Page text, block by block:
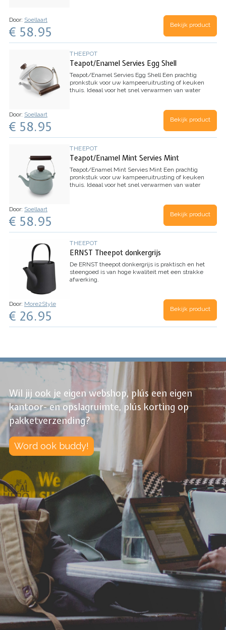
Door: Soellaart
€ 58.95 Bekijk product
THEEPOT
Teapot/Enamel Servies Egg Shell
Teapot/Enamel Servies Egg Shell Een prachtig
pronkstuk voor uw kampeeruitrusting of keuken
thuis. Ideaal voor het snel verwarmen van water
Door: Soellaart
€ 58.95 Bekijk product
THEEPOT
Teapot/Enamel Mint Servies Mint
Teapot/Enamel Mint Servies Mint Een prachtig
pronkstuk voor uw kampeeruitrusting of keuken
thuis. Ideaal voor het snel verwarmen van water
Door: Soellaart
€ 58.95 Bekijk product
THEEPOT
ERNST Theepot donkergrijs
De ERNST theepot donkergrijs is praktisch en het
steengoed is van hoge kwaliteit met een strakke
afwerking.
Door: More2Style
€ 26.95 Bekijk product
Wil jij ook je eigen webshop, plús een eigen
kantoor- en opslagruimte, plús korting op
pakketverzending?
Word ook buddy!